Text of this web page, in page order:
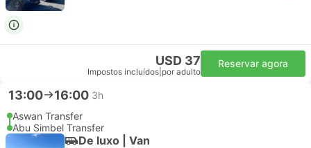
USD 37
Impostos incluídos por adulto
Reservar agora
13:00 16:00 3h
Aswan Transfer
Abu Simbel Transfer
De luxo | Van